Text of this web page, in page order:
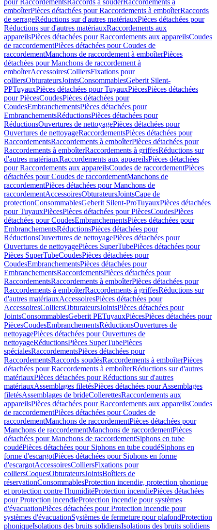
pour RaccordementsRaccords à souderRaccordements à
emboîterPièces détachées pour Raccordements à emboîterRaccords
de serrageRéductions sur d'autres matériauxPièces détachées pour
Réductions sur d'autres matériauxRaccordements aux
appareilsPièces détachées pour Raccordements aux appareilsCoudes
de raccordementPièces détachées pour Coudes de
raccordementManchons de raccordement à emboîterPièces
détachées pour Manchons de raccordement à
emboîterAccessoiresColliersFixations pour
colliersObturateursJointsConsommablesGeberit Silent-
PPTuyauxPièces détachées pour TuyauxPiècesPièces détachées
pour PiècesCoudesPièces détachées pour
CoudesEmbranchementsPièces détachées pour
EmbranchementsRéductionsPièces détachées pour
RéductionsOuvertures de nettoyagePièces détachées pour
Ouvertures de nettoyageRaccordementsPièces détachées pour
RaccordementsRaccordements à emboîterPièces détachées pour
Raccordements à emboîterRaccordements à griffesRéductions sur
d'autres matériauxRaccordements aux appareilsPièces détachées
pour Raccordements aux appareilsCoudes de raccordementPièces
détachées pour Coudes de raccordementManchons de
raccordementPièces détachées pour Manchons de
raccordementAccessoiresObturateursJointsCape de
protectionConsommablesGeberit Silent-ProTuyauxPièces détachées
pour TuyauxPiècesPièces détachées pour PiècesCoudesPièces
détachées pour CoudesEmbranchementsPièces détachées pour
EmbranchementsRéductionsPièces détachées pour
RéductionsOuvertures de nettoyagePièces détachées pour
Ouvertures de nettoyagePièces SuperTubePièces détachées pour
Pièces SuperTubeCoudesPièces détachées pour
CoudesEmbranchementsPièces détachées pour
EmbranchementsRaccordementsPièces détachées pour
RaccordementsRaccordements à emboîterPièces détachées pour
Raccordements à emboîterRaccordements à griffesRéductions sur
d'autres matériauxAccessoiresPièces détachées pour
AccessoiresColliersObturateursJointsPièces détachées pour
JointsConsommablesGeberit PETuyauxPiècesPièces détachées pour
PiècesCoudesEmbranchementsRéductionsOuvertures de
nettoyagePièces détachées pour Ouvertures de
nettoyageRéductionsPièces SuperTubePièces
spécialesRaccordementsPièces détachées pour
RaccordementsRaccords soudésRaccordements à emboîterPièces
détachées pour Raccordements à emboîterRéductions sur d'autres
matériauxPièces détachées pour Réductions sur d'autres
matériauxAssemblages filetésPièces détachées pour Assemblages
filetésAssemblages de brideCollerettesRaccordements aux
appareilsPièces détachées pour Raccordements aux appareilsCoudes
de raccordementPièces détachées pour Coudes de
raccordementManchons de raccordementPièces détachées pour
Manchons de raccordementManchons de raccordementPièces
détachées pour Manchons de raccordementSiphons en tube
coudéPièces détachées pour Siphons en tube coudéSiphons en
forme d'escargotPièces détachées pour Siphons en forme
d'escargotAccessoiresColliersFixations pour
colliersCoquesObturateursJointsBoîtiers de
réservationConsommablesProtection incendie, protection phonique
et protection contre l'humiditéProtection incendiePièces détachées
pour Protection incendieProtection incendie pour systèmes
d'évacuationPièces détachées pour Protection incendie pour
systèmes d'évacuationSystèmes de fermeture pour plafondProtection
phoniqueIsolations des bruits solidiensIsolations des bruits solidiens